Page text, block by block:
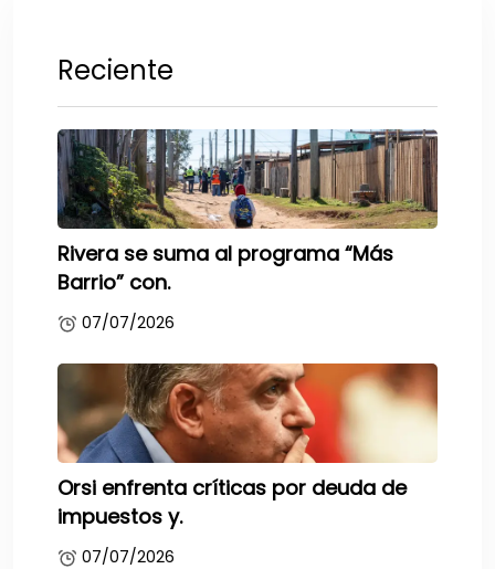
Reciente
Rivera se suma al programa “Más
Barrio” con.
07/07/2026
Orsi enfrenta críticas por deuda de
impuestos y.
07/07/2026